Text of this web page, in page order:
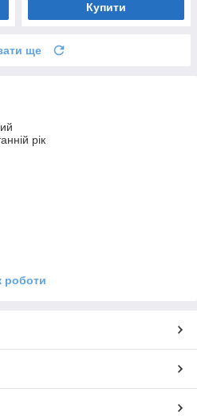
Купити
ще
рік
роботи